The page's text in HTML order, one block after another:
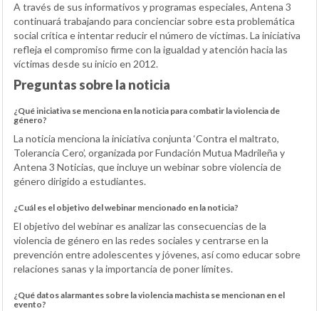
A través de sus informativos y programas especiales, Antena 3
continuará trabajando para concienciar sobre esta problemática
social crítica e intentar reducir el número de víctimas. La iniciativa
refleja el compromiso firme con la igualdad y atención hacia las
víctimas desde su inicio en 2012.
Preguntas sobre la noticia
¿Qué iniciativa se menciona en la noticia para combatir la violencia de
género?
La noticia menciona la iniciativa conjunta ‘Contra el maltrato,
Tolerancia Cero’, organizada por Fundación Mutua Madrileña y
Antena 3 Noticias, que incluye un webinar sobre violencia de
género dirigido a estudiantes.
¿Cuál es el objetivo del webinar mencionado en la noticia?
El objetivo del webinar es analizar las consecuencias de la
violencia de género en las redes sociales y centrarse en la
prevención entre adolescentes y jóvenes, así como educar sobre
relaciones sanas y la importancia de poner límites.
¿Qué datos alarmantes sobre la violencia machista se mencionan en el
evento?